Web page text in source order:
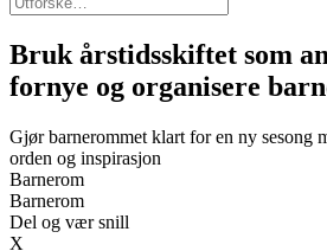
Bruk årstidsskiftet som
fornye og organisere
Gjør barnerommet klart for en ny sesong
orden og inspirasjon
Barnerom
Barnerom
Del og vær snill
X